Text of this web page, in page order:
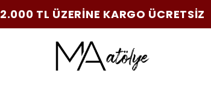
2.000 TL ÜZERİNE KARGO ÜCRETSİZ